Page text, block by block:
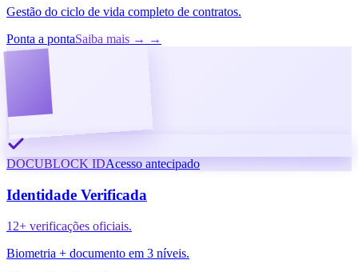
Gestão do ciclo de vida completo de contratos.
Ponta a pontaSaiba mais → →
DOCUBLOCK IDAcesso antecipado
Identidade Verificada
12+ verificações oficiais.
Biometria + documento em 3 níveis.